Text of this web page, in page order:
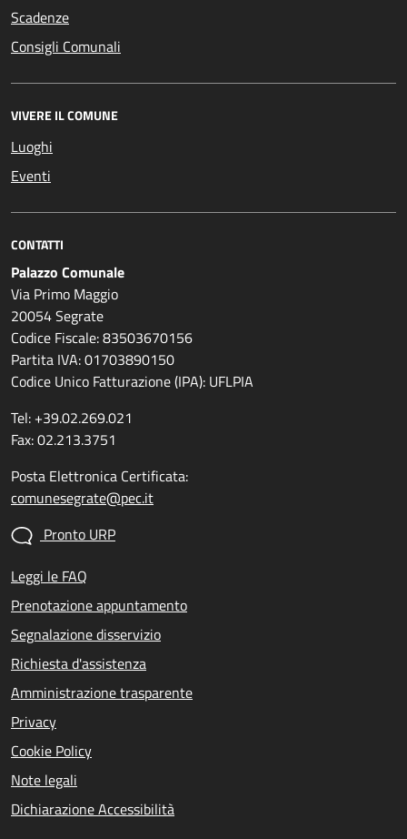
Scadenze
Consigli Comunali
VIVERE IL COMUNE
Luoghi
Eventi
CONTATTI
Palazzo Comunale
Via Primo Maggio
20054 Segrate
Codice Fiscale: 83503670156
Partita IVA: 01703890150
Codice Unico Fatturazione (IPA): UFLPIA
Tel: +39.02.269.021
Fax: 02.213.3751
Posta Elettronica Certificata:
comunesegrate@pec.it
Pronto URP
Leggi le FAQ
Prenotazione appuntamento
Segnalazione disservizio
Richiesta d'assistenza
Amministrazione trasparente
Privacy
Cookie Policy
Note legali
Dichiarazione Accessibilità